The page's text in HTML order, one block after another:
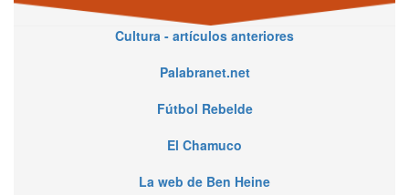
Cultura - artículos anteriores
Palabranet.net
Fútbol Rebelde
El Chamuco
La web de Ben Heine